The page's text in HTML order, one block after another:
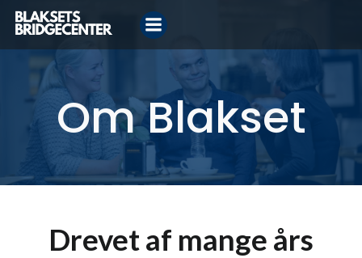
indhold
Om Blakset
Drevet af mange års